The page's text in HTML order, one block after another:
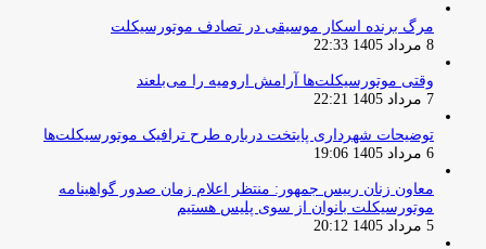
مرگ برنده اسکار موسیقی در تصادف موتورسیکلت
8 مرداد 1405 22:33
وقتی موتورسیکلت‌ها آرامش ارومیه را می‌بلعند
7 مرداد 1405 22:21
توضیحات شهرداری پایتخت درباره طرح ترافیک موتورسیکلت‌ها
6 مرداد 1405 19:06
معاون زنان رییس جمهور: منتظر اعلام زمان صدور گواهینامه
موتورسیکلت بانوان از سوی پلیس هستیم
5 مرداد 1405 20:12